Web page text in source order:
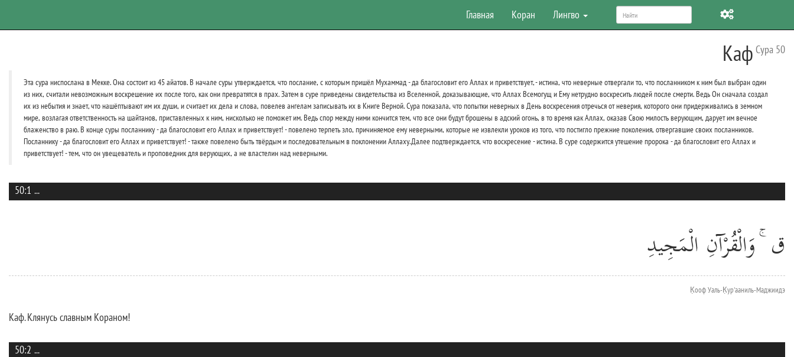
Главная Коран Лингво
Каф Сура 50
Эта сура ниспослана в Мекке. Она состоит из 45 айатов. В начале суры утверждается, что послание, с которым пришёл Мухаммад - да благословит его Аллах и приветствует, - истина, что неверные отвергали то, что посланником к ним был выбран один
из них, считали невозможным воскрешение их после того, как они превратятся в прах. Затем в суре приведены свидетельства из Вселенной, доказывающие, что Аллах Всемогущ и Ему нетрудно воскресить людей после смерти. Ведь Он сначала создал
их из небытия и знает, что нашёптывают им их души, и считает их дела и слова, повелев ангелам записывать их в Книге Верной. Сура показала, что попытки неверных в День воскресения отречься от неверия, которого они придерживались в земном
мире, возлагая ответственность на шайтанов, приставленных к ним, нисколько не поможет им. Ведь спор между ними кончится тем, что все они будут брошены в адский огонь, в то время как Аллах, оказав Свою милость верующим, дарует им вечное
блаженство в раю. В конце суры посланнику - да благословит его Аллах и приветствует! - повелено терпеть зло, причиняемое ему неверными, которые не извлекли уроков из того, что постигло прежние поколения, отвергавшие своих посланников.
Посланнику - да благословит его Аллах и приветствует! - также повелено быть твёрдым и последовательным в поклонении Аллаху. Далее подтверждается, что воскресение - истина. В суре содержится утешение пророка - да благословит его Аллах и
приветствует! - тем, что он увещеватель и проповедник для верующих, а не властелин над неверными.
50:1 ...
ق ۚ وَالْقُرْآنِ الْمَجِيدِ
К̣ооф Уаль-К̣ур'ааниль-Маджиидэ
Каф. Клянусь славным Кораном!
50:2 ...